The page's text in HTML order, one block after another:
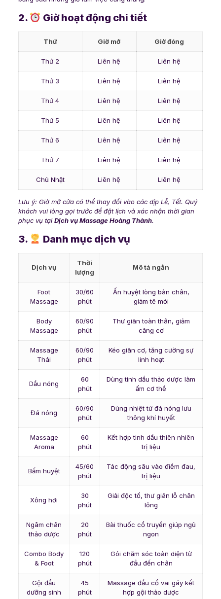
2. Giờ hoạt động chi tiết
Thứ Giờ mở Giờ đóng
Thứ 2 Liên hệ Liên hệ
Thứ 3 Liên hệ Liên hệ
Thứ 4 Liên hệ Liên hệ
Thứ 5 Liên hệ Liên hệ
Thứ 6 Liên hệ Liên hệ
Thứ 7 Liên hệ Liên hệ
Chủ Nhật Liên hệ Liên hệ
Lưu ý: Giờ mở cửa có thể thay đổi vào các dịp Lễ, Tết. Quý
khách vui lòng gọi trước để đặt lịch và xác nhận thời gian
phục vụ tạiDịch vụ Massage Hoàng Thành.
3. Danh mục dịch vụ
Dịch vụ
Thời
lượng
Mô tả ngắn
Foot
Massage
30/60
phút
Ấn huyệt lòng bàn chân,
giảm tê mỏi
Body
Massage
60/90
phút
Thư giãn toàn thân, giảm
căng cơ
Massage
Thái
60/90
phút
Kéo giãn cơ, tăng cường sự
linh hoạt
Dầu nóng
60
phút
Dùng tinh dầu thảo dược làm
ấm cơ thể
Đá nóng
60/90
phút
Dùng nhiệt từ đá nóng lưu
thông khí huyết
Massage
Aroma
60
phút
Kết hợp tinh dầu thiên nhiên
trị liệu
Bấm huyệt
45/60
phút
Tác động sâu vào điểm đau,
trị liệu
Xông hơi
30
phút
Giải độc tố, thư giãn lỗ chân
lông
Ngâm chân
thảo dược
20
phút
Bài thuốc cổ truyền giúp ngủ
ngon
Combo Body
& Foot
120
phút
Gói chăm sóc toàn diện từ
đầu đến chân
Gội đầu
dưỡng sinh
45
phút
Massage đầu cổ vai gáy kết
hợp gội thảo dược